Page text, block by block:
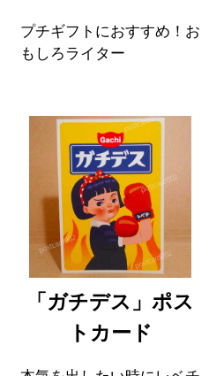
プチギフトにおすすめ！お
もしろライター
「ガチデス」ポス
トカード